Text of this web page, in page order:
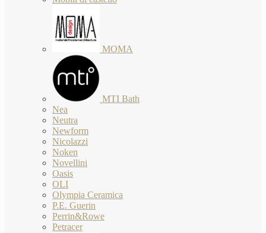
MOMA
MTI Bath
Nea
Neutra
Newform
Nicolazzi
Noken
Novellini
Oasis
OLI
Olympia Ceramica
P.E. Guerin
Perrin&Rowe
Petracer